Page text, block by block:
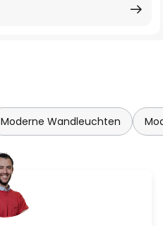
Moderne Wandleuchten